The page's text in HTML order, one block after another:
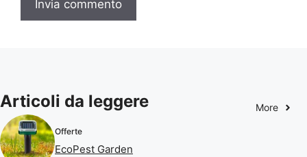
Articoli da leggere More
Offerte
EcoPest Garden